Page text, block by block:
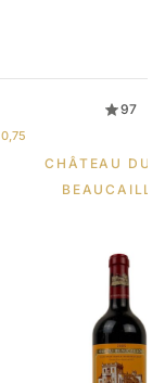
97
0,75
CHÂTEAU